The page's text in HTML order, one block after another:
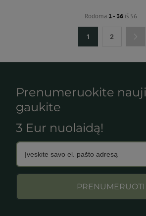
Rodoma 1 - 36 iš 56
1 2
Prenumeruokite
gaukite
3 Eur nuolaidą!
PRENUMERUOTI